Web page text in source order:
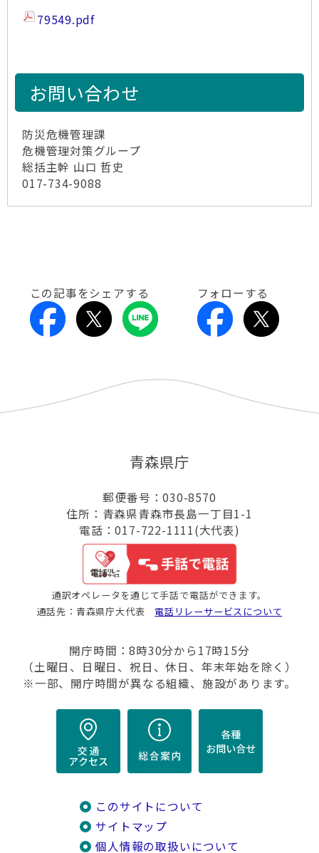
79549.pdf
お問い合わせ
防災危機管理課
危機管理対策グループ
総括主幹 山口 哲史
017-734-9088
この記事をシェアする フォローする
青森県庁
郵便番号：030-8570
住所：青森県青森市長島一丁目1-1
電話：017-722-1111(大代表)
通訳オペレータを通じて手話で電話ができます。
通話先：青森県庁大代表 電話リレーサービスについて
開庁時間：8時30分から17時15分
（土曜日、日曜日、祝日、休日、年末年始を除く）
※一部、開庁時間が異なる組織、施設があります。
このサイトについて
サイトマップ
個人情報の取扱いについて